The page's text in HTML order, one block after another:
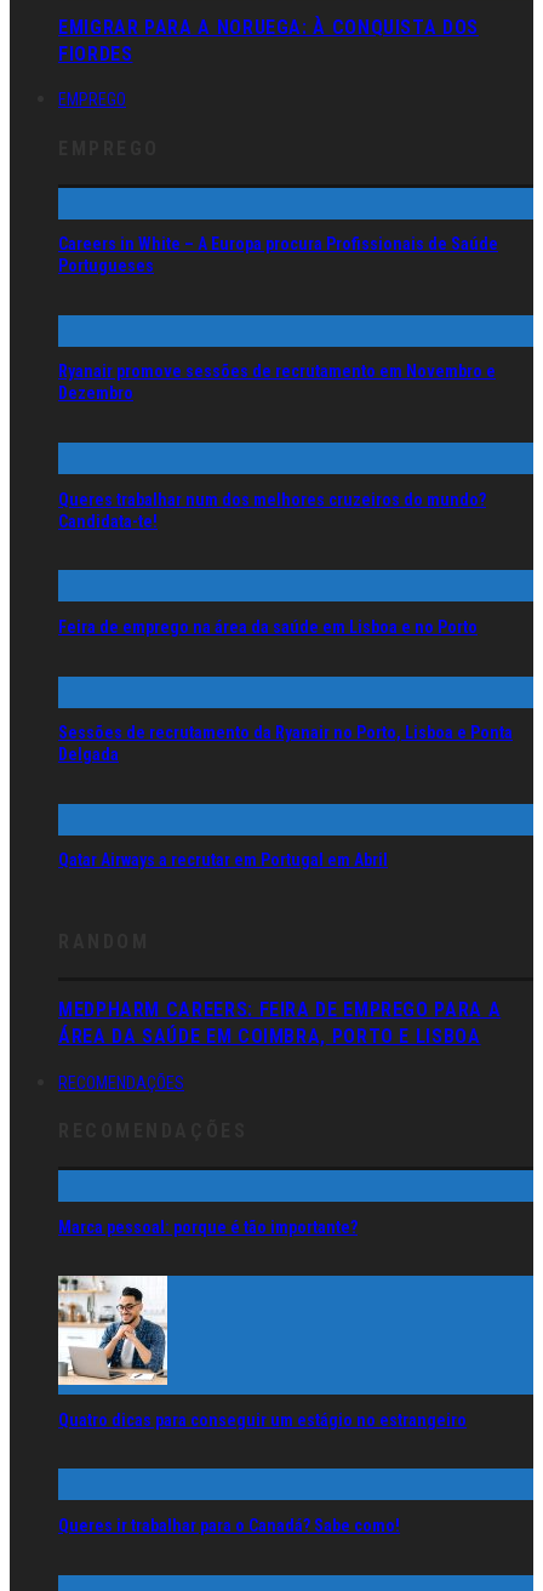
EMIGRAR PARA A NORUEGA: À CONQUISTA DOS
FIORDES
EMPREGO
Careers in White – A Europa procura Profissionais de Saúde
Portugueses
Ryanair promove sessões de recrutamento em Novembro e
Dezembro
Queres trabalhar num dos melhores cruzeiros do mundo?
Candidata-te!
Feira de emprego na área da saúde em Lisboa e no Porto
Sessões de recrutamento da Ryanair no Porto, Lisboa e Ponta
Delgada
Qatar Airways a recrutar em Portugal em Abril
MEDPHARM CAREERS: FEIRA DE EMPREGO PARA A
ÁREA DA SAÚDE EM COIMBRA, PORTO E LISBOA
RECOMENDAÇÕES
Marca pessoal: porque é tão importante?
Quatro dicas para conseguir um estágio no estrangeiro
Queres ir trabalhar para o Canadá? Sabe como!